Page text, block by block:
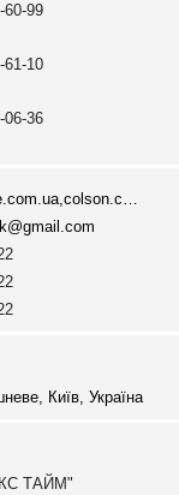
60-99
61-10
06-36
Київ, Україна
ТАЙМ"